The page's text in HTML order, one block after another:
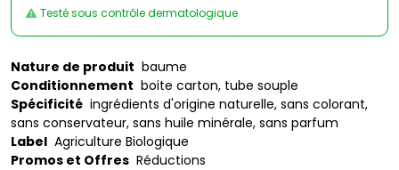
Testé sous contrôle dermatologique
Nature de produit baume
Conditionnement boite carton, tube souple
Spécificité ingrédients d'origine naturelle, sans colorant,
sans conservateur, sans huile minérale, sans parfum
Label Agriculture Biologique
Promos et Offres Réductions